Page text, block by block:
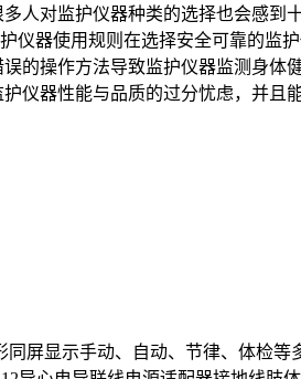
人对监护仪器种类的选择也会感
仪器使用规则在选择安全可靠的
的操作方法导致监护仪器监测身
仪器性能与品质的过分忧虑，并
屏显示手动、自动、节律、体检